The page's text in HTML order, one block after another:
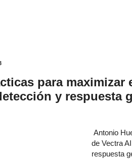
para
y respuesta
Antonio
de Vectra
respuesta